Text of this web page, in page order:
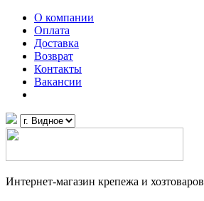
О компании
Оплата
Доставка
Возврат
Контакты
Вакансии
Интернет-магазин крепежа и хозтоваров